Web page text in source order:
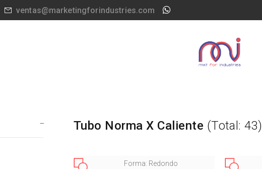
ventas@marketingforindustries.com
Tubo Norma X Caliente (Total: 43)
Forma: Redondo